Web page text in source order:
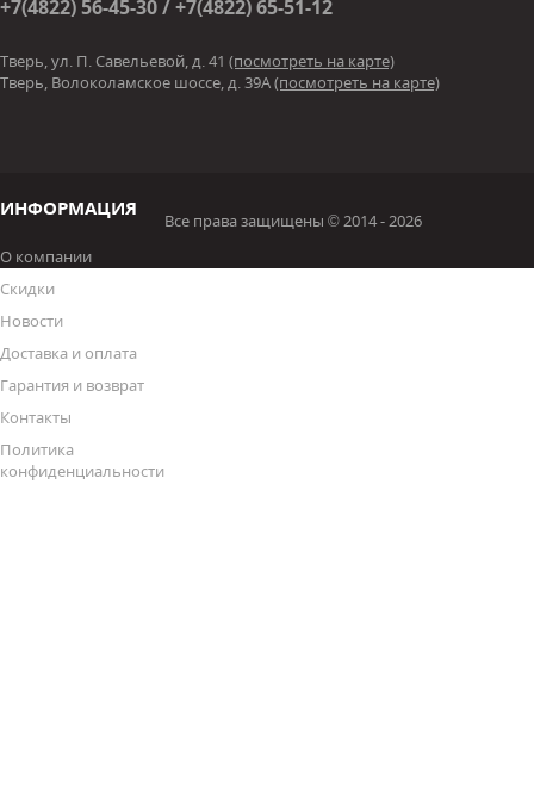
+7(4822) 56-45-30 / +7(4822) 65-51-12
Тверь, ул. П. Савельевой, д. 41 (посмотреть на карте)
Тверь, Волоколамское шоссе, д. 39А(посмотреть на карте)
ИНФОРМАЦИЯ
О компании
Скидки
Новости
Доставка и оплата
Гарантия и возврат
Контакты
Политика
конфиденциальности
Все права защищены © 2014 - 2026